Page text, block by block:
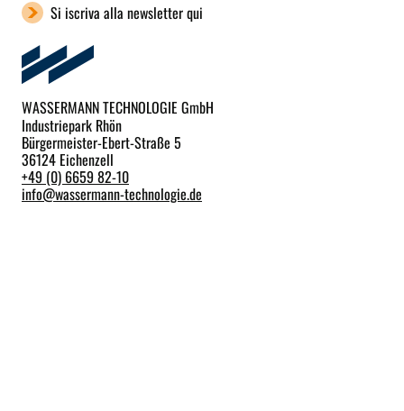
Si iscriva alla newsletter qui
WASSERMANN TECHNOLOGIE GmbH
Industriepark Rhön
Bürgermeister-Ebert-Straße 5
36124 Eichenzell
+49 (0) 6659 82-10
info@wassermann-technologie.de